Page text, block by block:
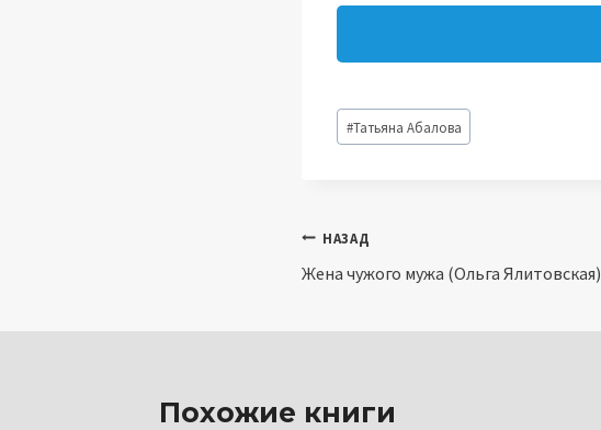
Метки
записи:
#Татьяна Абалова
Навигация
по
НАЗАД
Жена чужого мужа (Ольга Ялитовская)
Похожие книги